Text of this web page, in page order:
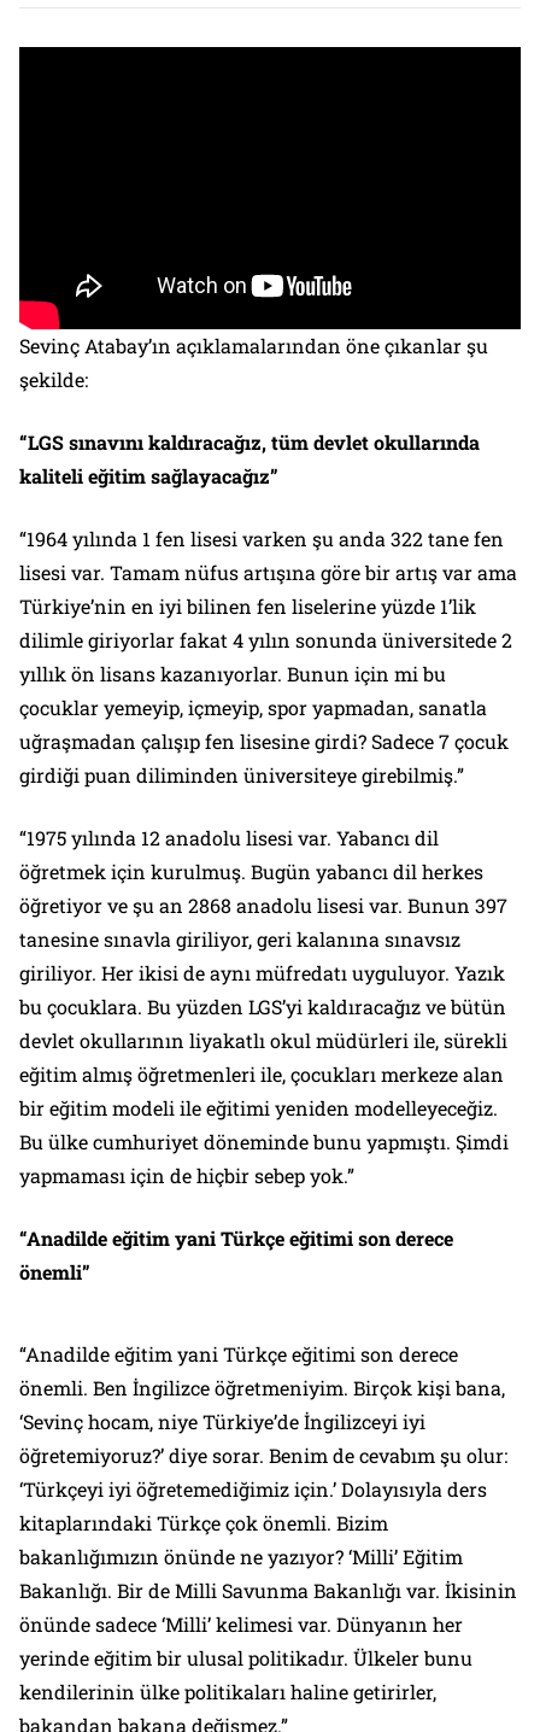
Sevinç Atabay’ın açıklamalarından öne çıkanlar şu
şekilde:
“LGS sınavını kaldıracağız, tüm devlet okullarında
kaliteli eğitim sağlayacağız”
“1964 yılında 1 fen lisesi varken şu anda 322 tane fen
lisesi var. Tamam nüfus artışına göre bir artış var ama
Türkiye’nin en iyi bilinen fen liselerine yüzde 1’lik
dilimle giriyorlar fakat 4 yılın sonunda üniversitede 2
yıllık ön lisans kazanıyorlar. Bunun için mi bu
çocuklar yemeyip, içmeyip, spor yapmadan, sanatla
uğraşmadan çalışıp fen lisesine girdi? Sadece 7 çocuk
girdiği puan diliminden üniversiteye girebilmiş.”
“1975 yılında 12 anadolu lisesi var. Yabancı dil
öğretmek için kurulmuş. Bugün yabancı dil herkes
öğretiyor ve şu an 2868 anadolu lisesi var. Bunun 397
tanesine sınavla giriliyor, geri kalanına sınavsız
giriliyor. Her ikisi de aynı müfredatı uyguluyor. Yazık
bu çocuklara. Bu yüzden LGS’yi kaldıracağız ve bütün
devlet okullarının liyakatlı okul müdürleri ile, sürekli
eğitim almış öğretmenleri ile, çocukları merkeze alan
bir eğitim modeli ile eğitimi yeniden modelleyeceğiz.
Bu ülke cumhuriyet döneminde bunu yapmıştı. Şimdi
yapmaması için de hiçbir sebep yok.”
“Anadilde eğitim yani Türkçe eğitimi son derece
önemli”
“Anadilde eğitim yani Türkçe eğitimi son derece
önemli. Ben İngilizce öğretmeniyim. Birçok kişi bana,
‘Sevinç hocam, niye Türkiye’de İngilizceyi iyi
öğretemiyoruz?’ diye sorar. Benim de cevabım şu olur:
‘Türkçeyi iyi öğretemediğimiz için.’ Dolayısıyla ders
kitaplarındaki Türkçe çok önemli. Bizim
bakanlığımızın önünde ne yazıyor? ‘Milli’ Eğitim
Bakanlığı. Bir de Milli Savunma Bakanlığı var. İkisinin
önünde sadece ‘Milli’ kelimesi var. Dünyanın her
yerinde eğitim bir ulusal politikadır. Ülkeler bunu
kendilerinin ülke politikaları haline getirirler,
bakandan bakana değişmez.”